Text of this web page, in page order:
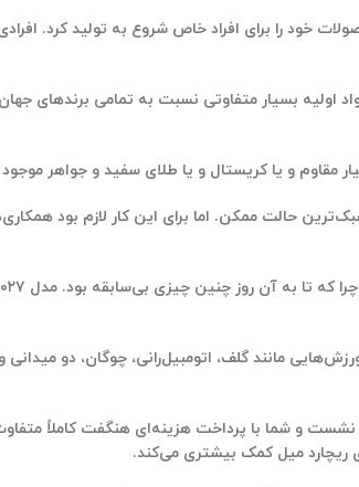
خود را برای افراد خاص شروع به تولید کرد.
بسیار متفاوتی نسبت به تمامی برندهای
مقاوم و یا کریستال و یا طلای سفید و جواهر
حالت ممکن. اما برای این کار لازم بود
مانند گلف، اتومبیل‌رانی، چوگان، دو
و شما با پرداخت هزینه‌ای هنگفت کاملاً
ریچارد میل کمک بیشتری می‌کند.